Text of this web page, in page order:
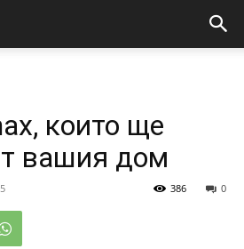
които ще
вашия дом
0
386